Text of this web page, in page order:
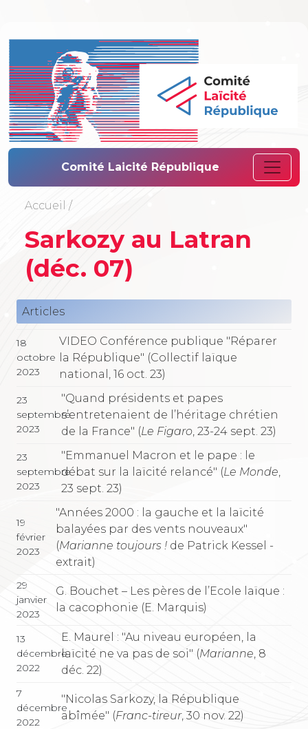
Comité Laïcité
Comité Laicité République
Accueil /
Sarkozy au Latran
(déc. 07)
Articles
18
octobre
2023
VIDEO Conférence publique "Réparer
la République" (Collectif laïque
national, 16 oct. 23)
23
septembre
2023
"Quand présidents et papes
s’entretenaient de l’héritage chrétien
de la France" (Le Figaro , 23-24 sept. 23)
23
septembre
2023
"Emmanuel Macron et le pape : le
débat sur la laïcité relancé" (Le Monde
23 sept. 23)
19
février
2023
"Années 2000 : la gauche et la laïcité
balayées par des vents nouveaux"
(Marianne toujours ! de Patrick Kessel -
extrait)
29
janvier
2023
G. Bouchet – Les pères de l’Ecole laïque :
la cacophonie (E. Marquis)
13
décembre
2022
E. Maurel : "Au niveau européen, la
laïcité ne va pas de soi" (Marianne , 8
déc. 22)
7
décembre
2022
"Nicolas Sarkozy, la République
abîmée" (Franc-tireur, 30 nov. 22)